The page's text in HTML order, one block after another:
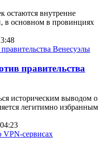
остаются внутренне
основном в провинциях
правительства
историческим выводом о
легитимно избранным